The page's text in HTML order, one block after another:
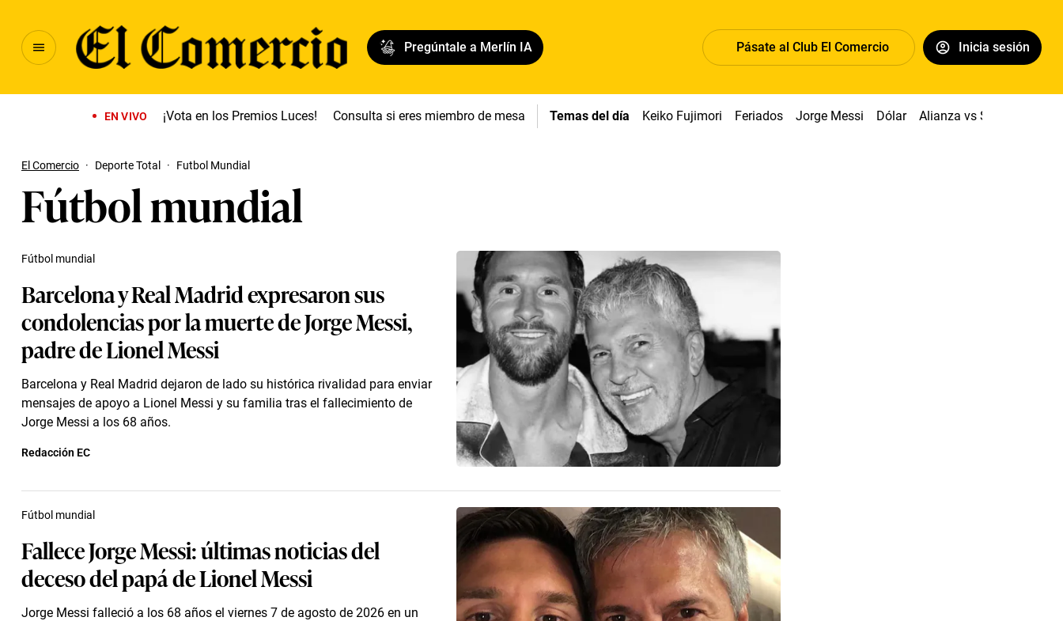
Pregúntale a Merlín IA Pásate al Club El Comercio Inicia sesión
EN VIVO ¡Vota en los Premios Luces! Consulta si eres miembro de mesa Temas del día Keiko Fujimori Feriados Jorge Messi Dólar Alianza vs Sport Boys
El Comercio · Deporte Total · Futbol Mundial
Fútbol mundial
Barcelona y Real Madrid expresaron sus
condolencias por la muerte de Jorge Messi,
padre de Lionel Messi
Barcelona y Real Madrid dejaron de lado su histórica rivalidad para enviar
mensajes de apoyo a Lionel Messi y su familia tras el fallecimiento de
Jorge Messi a los 68 años.
Fútbol mundial
Redacción EC
Fallece Jorge Messi: últimas noticias del
deceso del papá de Lionel Messi
Jorge Messi falleció a los 68 años el viernes 7 de agosto de 2026 en un
Fútbol mundial